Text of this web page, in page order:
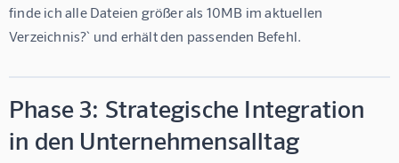
finde ich alle Dateien größer als 10MB im aktuellen
Verzeichnis?` und erhält den passenden Befehl.
Phase 3: Strategische Integration
in den Unternehmensalltag